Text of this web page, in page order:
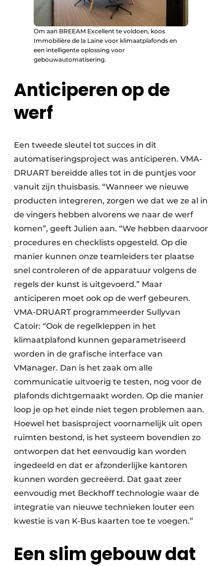
Om aan BREEAM Excellent te voldoen, koos
Immobilière de la Laine voor klimaatplafonds en
een intelligente oplossing voor
gebouwautomatisering.
Anticiperen op de
werf
Een tweede sleutel tot succes in dit
automatiseringsproject was anticiperen. VMA-
DRUART bereidde alles tot in de puntjes voor
vanuit zijn thuisbasis. “Wanneer we nieuwe
producten integreren, zorgen we dat we ze al in
de vingers hebben alvorens we naar de werf
komen”, geeft Julien aan. “We hebben daarvoor
procedures en checklists opgesteld. Op die
manier kunnen onze teamleiders ter plaatse
snel controleren of de apparatuur volgens de
regels der kunst is uitgevoerd.” Maar
anticiperen moet ook op de werf gebeuren.
VMA-DRUART programmeerder Sullyvan
Catoir: “Ook de regelkleppen in het
klimaatplafond kunnen geparametriseerd
worden in de grafische interface van
VManager. Dan is het zaak om alle
communicatie uitvoerig te testen, nog voor de
plafonds dichtgemaakt worden. Op die manier
loop je op het einde niet tegen problemen aan.
Hoewel het basisproject voornamelijk uit open
ruimten bestond, is het systeem bovendien zo
ontworpen dat het eenvoudig kan worden
ingedeeld en dat er afzonderlijke kantoren
kunnen worden gecreëerd. Dat gaat zeer
eenvoudig met Beckhoff technologie waar de
integratie van nieuwe technieken louter een
kwestie is van K-Bus kaarten toe te voegen.”
Een slim gebouw dat